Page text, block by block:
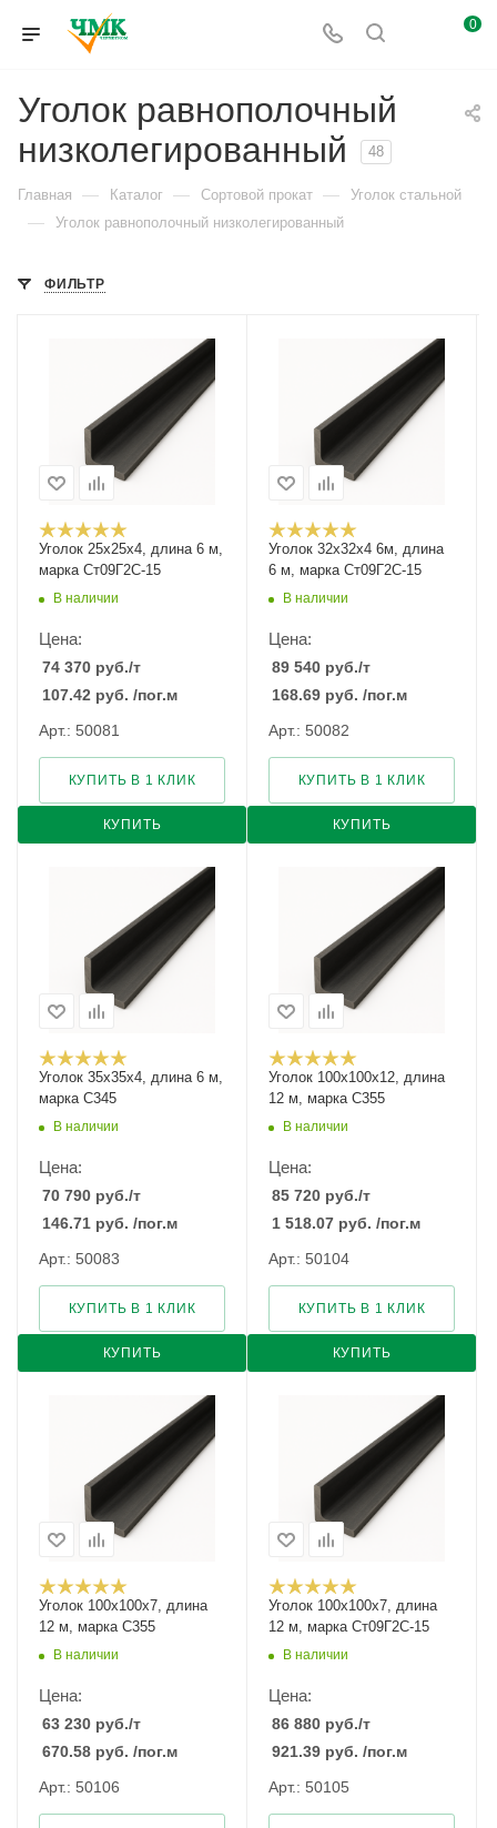
0
Уголок равнополочный
низколегированный
48
Главная — Каталог — Сортовой прокат — Уголок стальной
— Уголок равнополочный низколегированный
ФИЛЬТР
Уголок 25х25х4, длина 6 м,
марка Ст09Г2С-15
В наличии
Цена:
74 370 руб./т
107.42 руб. /пог.м
Арт.: 50081
КУПИТЬ
КУПИТЬ В 1 КЛИК
Уголок 32х32х4 6м, длина
6 м, марка Ст09Г2С-15
В наличии
Цена:
89 540 руб./т
168.69 руб. /пог.м
Арт.: 50082
КУПИТЬ
КУПИТЬ В 1 КЛИК
Уголок 35х35х4, длина 6 м,
марка С345
В наличии
Цена:
70 790 руб./т
146.71 руб. /пог.м
Арт.: 50083
КУПИТЬ
КУПИТЬ В 1 КЛИК
Уголок 100х100х12, длина
12 м, марка С355
В наличии
Цена:
85 720 руб./т
1 518.07 руб. /пог.м
Арт.: 50104
КУПИТЬ
КУПИТЬ В 1 КЛИК
Уголок 100х100х7, длина
12 м, марка С355
В наличии
Цена:
63 230 руб./т
670.58 руб. /пог.м
Арт.: 50106
Уголок 100х100х7, длина
12 м, марка Ст09Г2С-15
В наличии
Цена:
86 880 руб./т
921.39 руб. /пог.м
Арт.: 50105